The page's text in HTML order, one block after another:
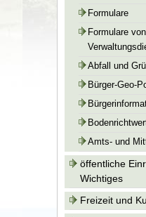
Formulare
Formulare
Abfall und
Bürger-Geo-
Amts- und
öffentliche
Wichtiges
Freizeit und